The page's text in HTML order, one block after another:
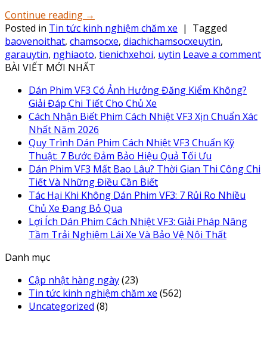
Continue reading →
Posted in Tin tức kinh nghiệm chăm xe | Tagged
baovenoithat, chamsocxe, diachichamsocxeuytin,
garauytin, nghiaoto, tienichxehoi, uytin Leave a comment
BÀI VIẾT MỚI NHẤT
Dán Phim VF3 Có Ảnh Hưởng Đăng Kiểm Không?
Giải Đáp Chi Tiết Cho Chủ Xe
Cách Nhận Biết Phim Cách Nhiệt VF3 Xịn Chuẩn Xác
Nhất Năm 2026
Quy Trình Dán Phim Cách Nhiệt VF3 Chuẩn Kỹ
Thuật: 7 Bước Đảm Bảo Hiệu Quả Tối Ưu
Dán Phim VF3 Mất Bao Lâu? Thời Gian Thi Công Chi
Tiết Và Những Điều Cần Biết
Tác Hại Khi Không Dán Phim VF3: 7 Rủi Ro Nhiều
Chủ Xe Đang Bỏ Qua
Lợi Ích Dán Phim Cách Nhiệt VF3: Giải Pháp Nâng
Tầm Trải Nghiệm Lái Xe Và Bảo Vệ Nội Thất
Danh mục
Cập nhật hàng ngày(23)
Tin tức kinh nghiệm chăm xe (562)
Uncategorized (8)